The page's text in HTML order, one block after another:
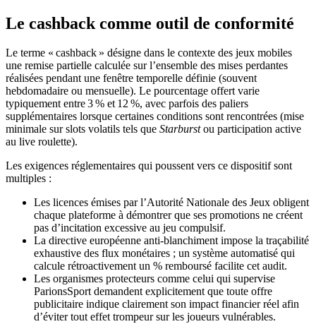
Le cashback comme outil de conformité
Le terme « cashback » désigne dans le contexte des jeux mobiles
une remise partielle calculée sur l’ensemble des mises perdantes
réalisées pendant une fenêtre temporelle définie (souvent
hebdomadaire ou mensuelle). Le pourcentage offert varie
typiquement entre 3 % et 12 %, avec parfois des paliers
supplémentaires lorsque certaines conditions sont rencontrées (mise
minimale sur slots volatils tels que Starburstou participation active
au live roulette).
Les exigences réglementaires qui poussent vers ce dispositif sont
multiples :
Les licences émises par l’Autorité Nationale des Jeux obligent
chaque plateforme à démontrer que ses promotions ne créent
pas d’incitation excessive au jeu compulsif.
La directive européenne anti‑blanchiment impose la traçabilité
exhaustive des flux monétaires ; un système automatisé qui
calcule rétroactivement un % remboursé facilite cet audit.
Les organismes protecteurs comme celui qui supervise
ParionsSport demandent explicitement que toute offre
publicitaire indique clairement son impact financier réel afin
d’éviter tout effet trompeur sur les joueurs vulnérables.